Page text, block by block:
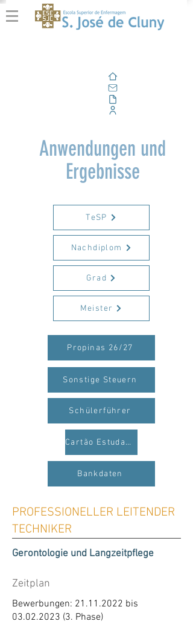
Anwendungen und
Ergebnisse
TeSP
Nachdiplom
Grad
Meister
Propinas 26/27
Sonstige Steuern
Schülerführer
Cartão Estudante
Bankdaten
PROFESSIONELLER LEITENDER
TECHNIKER
Gerontologie und Langzeitpflege
Zeitplan
Bewerbungen: 21.11.2022 bis
03.02.2023 (3. Phase)